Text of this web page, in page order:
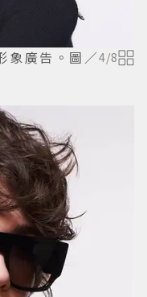
象廣告。圖／4/8